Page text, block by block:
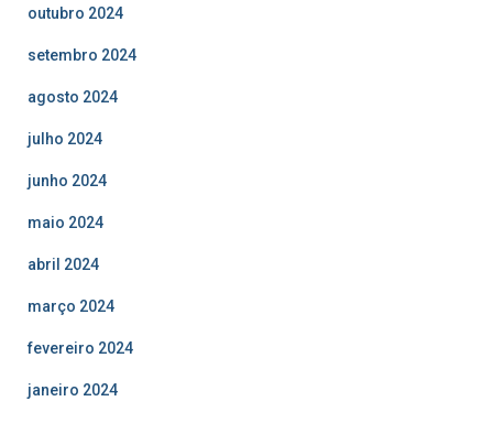
outubro 2024
setembro 2024
agosto 2024
julho 2024
junho 2024
maio 2024
abril 2024
março 2024
fevereiro 2024
janeiro 2024